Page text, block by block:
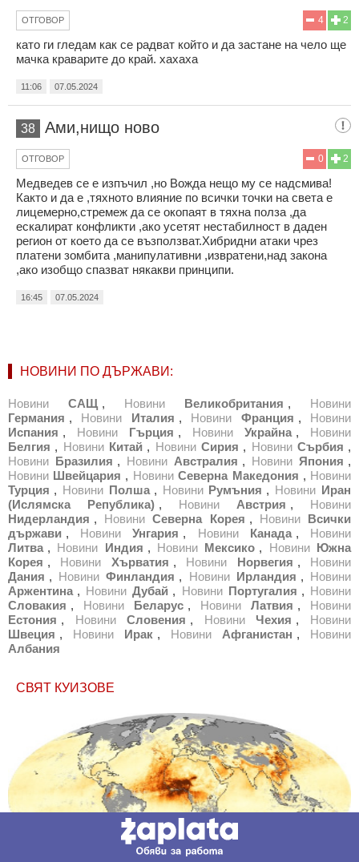
2
4
ОТГОВОР
като ги гледам как се радват който и да застане на чело ще
мачка краварите до край. хахаха
11:06 07.05.2024
38 Ами,нищо ново
2
0
ОТГОВОР
Медведев се е изпъчил ,но Вожда нещо му се надсмива!
Както и да е ,тяхното влияние по всички точки на света е
лицемерно,стремеж да се окопаят в тяхна полза ,да
ескалират конфликти ,ако усетят нестабилност в даден
регион от което да се възползват.Хибридни атаки чрез
платени зомбита ,манипулативни ,извратени,над закона
,ако изобщо спазват някакви принципи.
16:45 07.05.2024
НОВИНИ ПО ДЪРЖАВИ:
Новини САЩ , Новини Великобритания , Новини
Германия , Новини Италия , Новини Франция , Новини
Испания , Новини Гърция , Новини Украйна , Новини
Белгия , Новини Китай , Новини Сирия , Новини Сърбия ,
Новини Бразилия , Новини Австралия , Новини Япония ,
Новини Швейцария , Новини Северна Македония , Новини
Турция , Новини Полша , Новини Румъния , Новини Иран
(Ислямска Република) , Новини Австрия , Новини
Нидерландия , Новини Северна Корея , Новини Всички
държави , Новини Унгария , Новини Канада , Новини
Литва , Новини Индия , Новини Мексико , Новини Южна
Корея , Новини Хърватия , Новини Норвегия , Новини
Дания , Новини Финландия , Новини Ирландия , Новини
Аржентина , Новини Дубай , Новини Португалия , Новини
Словакия , Новини Беларус , Новини Латвия , Новини
Естония , Новини Словения , Новини Чехия , Новини
Швеция , Новини Ирак , Новини Афганистан , Новини
Албания
СВЯТ КУИЗОВЕ